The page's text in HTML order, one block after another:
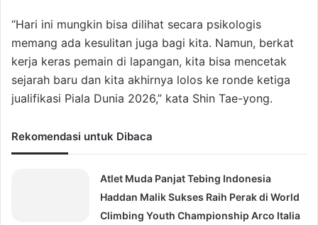
“Hari ini mungkin bisa dilihat secara psikologis
memang ada kesulitan juga bagi kita. Namun, berkat
kerja keras pemain di lapangan, kita bisa mencetak
sejarah baru dan kita akhirnya lolos ke ronde ketiga
jualifikasi Piala Dunia 2026,” kata Shin Tae-yong.
Rekomendasi untuk Dibaca
Atlet Muda Panjat Tebing Indonesia
Haddan Malik Sukses Raih Perak di World
Climbing Youth Championship Arco Italia